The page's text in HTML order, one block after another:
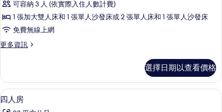
人
房
的
所
相
片
可容納 3 人 (依實際入住人數計費)
1 張加大雙人床和 1 張單人沙發床或 2 張單人床和 1 張單人沙發床
免費無線上網
更多資訊
更
房
的
詳
選擇日期以查看價格
顯
示
四人房 | 低過敏寢具、羽絨被、記憶
5
四人房